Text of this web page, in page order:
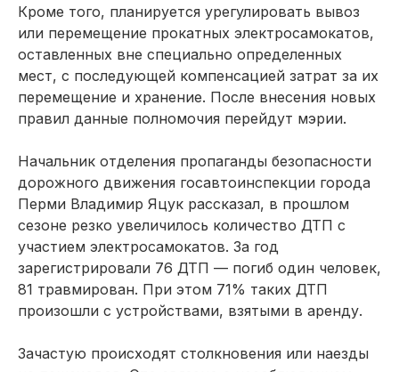
Кроме того, планируется урегулировать вывоз
или перемещение прокатных электросамокатов,
оставленных вне специально определенных
мест, с последующей компенсацией затрат за их
перемещение и хранение. После внесения новых
правил данные полномочия перейдут мэрии.
Начальник отделения пропаганды безопасности
дорожного движения госавтоинспекции города
Перми Владимир Яцук рассказал, в прошлом
сезоне резко увеличилось количество ДТП с
участием электросамокатов. За год
зарегистрировали 76 ДТП — погиб один человек,
81 травмирован. При этом 71% таких ДТП
произошли с устройствами, взятыми в аренду.
Зачастую происходят столкновения или наезды